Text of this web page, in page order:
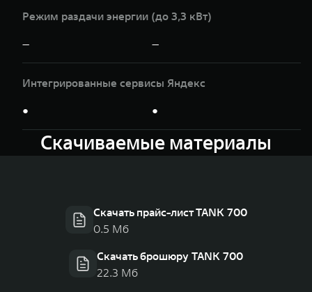
Режим раздачи энергии (до 3,3 кВт)
— —
Интегрированные сервисы Яндекс
● ●
Скачиваемые материалы
Скачать прайс-лист TANK 700
0.5 Мб
Скачать брошюру TANK 700
22.3 Мб